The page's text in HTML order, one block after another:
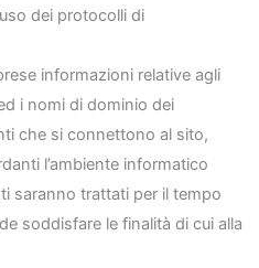
dei protocolli di
informazioni relative agli
i nomi di dominio dei
che si connettono al sito,
l’ambiente informatico
saranno trattati per il tempo
soddisfare le finalità di cui alla